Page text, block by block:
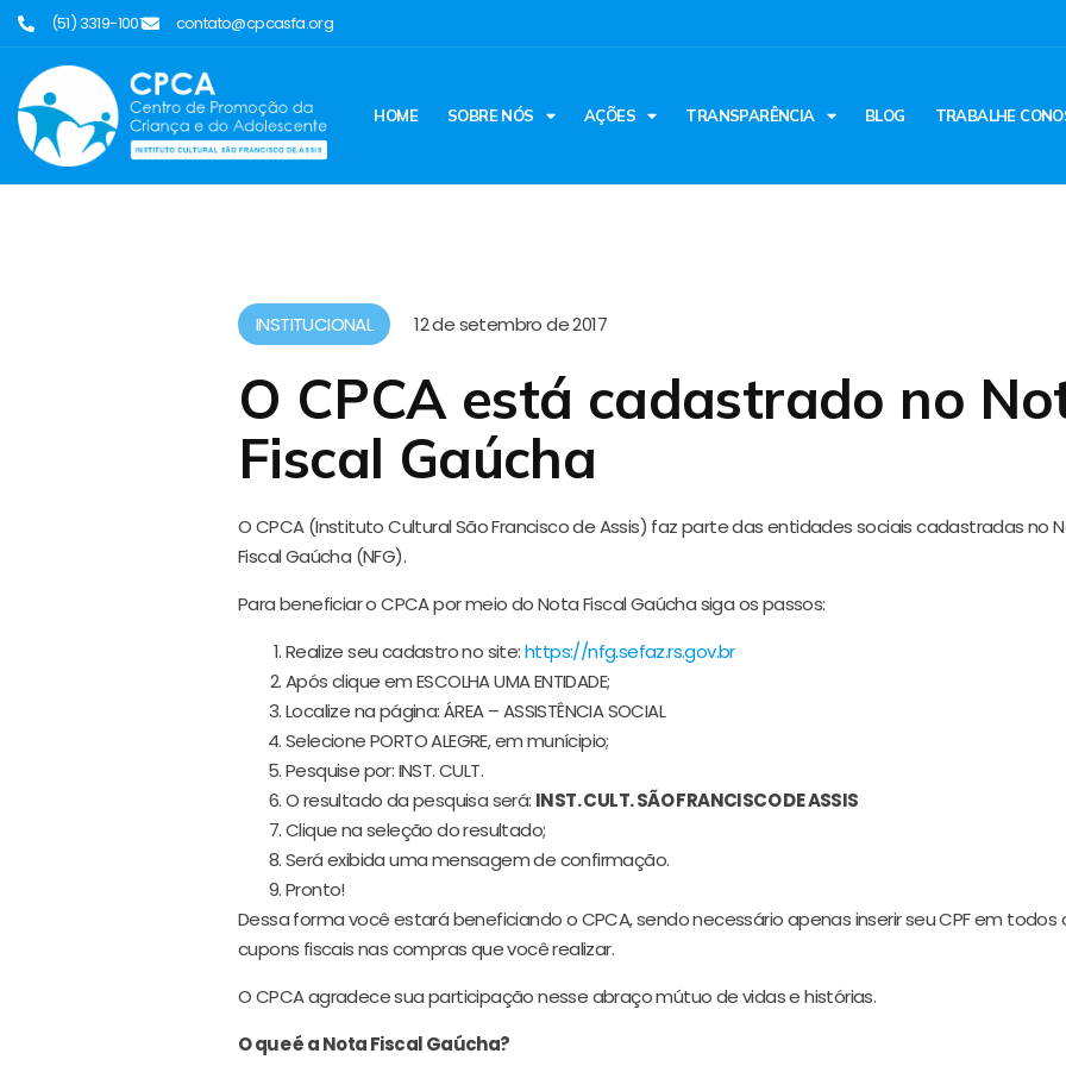
(51) 3319-1001 contato@cpcasfa.org
HOME SOBRE NÓS AÇÕES TRANSPARÊNCIA BLOG TRABALHE
INSTITUCIONAL 12 de setembro de 2017
O CPCA está cadastrado no
Fiscal Gaúcha
O CPCA (Instituto Cultural São Francisco de Assis) faz parte das entidades sociais cadastradas no
Fiscal Gaúcha (NFG).
Para beneficiar o CPCA por meio do Nota Fiscal Gaúcha siga os passos:
Realize seu cadastro no site:https://nfg.sefaz.rs.gov.br
Após clique em ESCOLHA UMA ENTIDADE;
Localize na página: ÁREA – ASSISTÊNCIA SOCIAL
Selecione PORTO ALEGRE, em munícipio;
Pesquise por: INST. CULT.
O resultado da pesquisa será: INST. CULT. SÃO FRANCISCO DE ASSIS
Clique na seleção do resultado;
Será exibida uma mensagem de confirmação.
Pronto!
Dessa forma você estará beneficiando o CPCA, sendo necessário apenas inserir seu CPF em todos
cupons fiscais nas compras que você realizar.
O CPCA agradece sua participação nesse abraço mútuo de vidas e histórias.
O que é a Nota Fiscal Gaúcha?